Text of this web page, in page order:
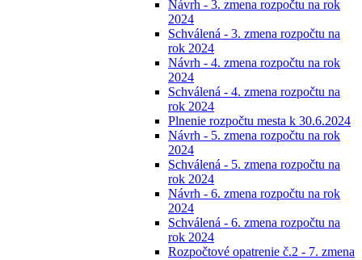
Návrh - 3. zmena rozpočtu na rok
2024
Schválená - 3. zmena rozpočtu na
rok 2024
Návrh - 4. zmena rozpočtu na rok
2024
Schválená - 4. zmena rozpočtu na
rok 2024
Plnenie rozpočtu mesta k 30.6.2024
Návrh - 5. zmena rozpočtu na rok
2024
Schválená - 5. zmena rozpočtu na
rok 2024
Návrh - 6. zmena rozpočtu na rok
2024
Schválená - 6. zmena rozpočtu na
rok 2024
Rozpočtové opatrenie č.2 - 7. zmena